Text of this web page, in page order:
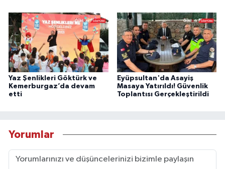
Yaz Şenlikleri Göktürk ve
Kemerburgaz’da devam
etti
Eyüpsultan'da Asayiş
Masaya Yatırıldı! Güvenlik
Toplantısı Gerçekleştirildi
Yorumlar